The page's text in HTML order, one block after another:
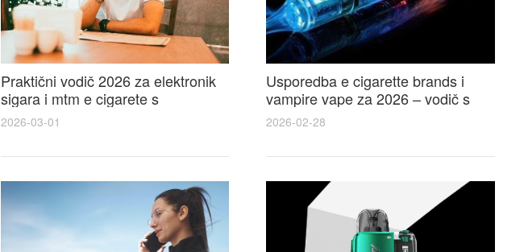
Praktični vodič 2026 za elektronik
sigara i mtm e cigarete s
usporedbom, recenzijama i
savjetima
2026-03-01
Usporedba e cigarette brands i
vampire vape za 2026 – vodič s
recenzijama, okusima i najboljim
ponudama
2026-02-28